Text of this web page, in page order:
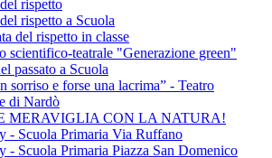
rispetto
rispetto a Scuola
del rispetto in classe
scientifico-teatrale "Generazione green"
passato a Scuola
sorriso e forse una lacrima” - Teatro
di Nardò
MERAVIGLIA CON LA NATURA!
- Scuola Primaria Via Ruffano
- Scuola Primaria Piazza San Domenico